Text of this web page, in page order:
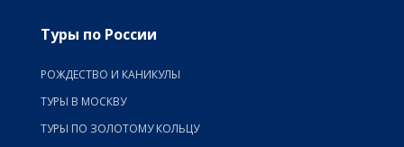
Туры по России
РОЖДЕСТВО И КАНИКУЛЫ
ТУРЫ В МОСКВУ
ТУРЫ ПО ЗОЛОТОМУ КОЛЬЦУ